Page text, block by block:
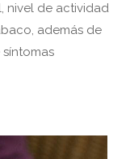
nivel de actividad
además de